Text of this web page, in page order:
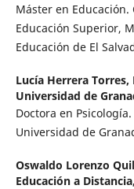
Máster en
Educación Superior,
Educación de El
Lucía Herrera Torres,
Universidad de
Doctora en
Universidad de
Oswaldo Lorenzo
Educación a